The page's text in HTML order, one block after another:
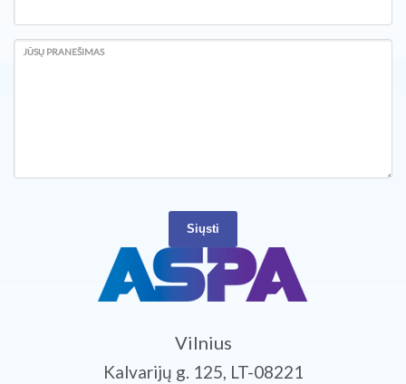
JŪSŲ PRANEŠIMAS
Siųsti
Vilnius
Kalvarijų g. 125, LT-08221